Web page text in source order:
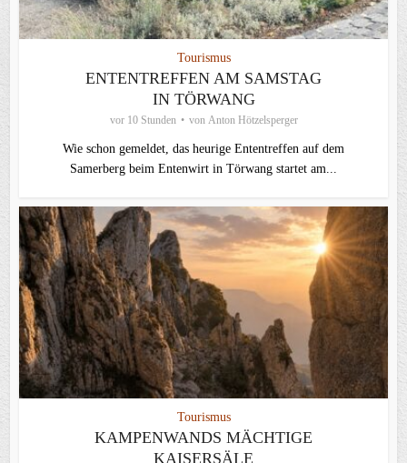
Tourismus
ENTENTREFFEN AM SAMSTAG
IN TÖRWANG
vor 10 Stunden von Anton Hötzelsperger
Wie schon gemeldet, das heurige Ententreffen auf dem
Samerberg beim Entenwirt in Törwang startet am...
Tourismus
KAMPENWANDS MÄCHTIGE
KAISERSÄLE